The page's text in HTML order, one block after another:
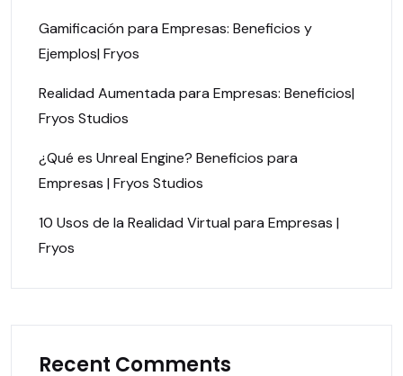
Gamificación para Empresas: Beneficios y
Ejemplos| Fryos
Realidad Aumentada para Empresas: Beneficios|
Fryos Studios
¿Qué es Unreal Engine? Beneficios para
Empresas | Fryos Studios
10 Usos de la Realidad Virtual para Empresas |
Fryos
Recent Comments